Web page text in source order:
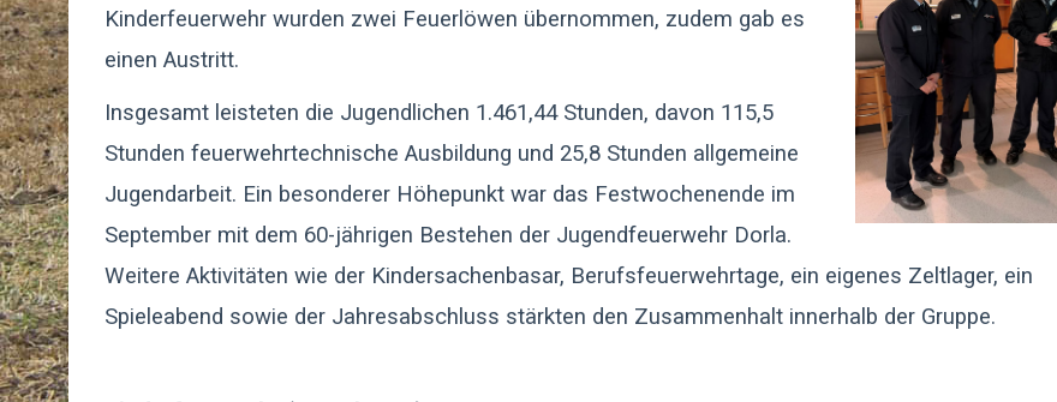
Kinderfeuerwehr wurden zwei Feuerlöwen übernommen, zudem gab es
einen Austritt.
Insgesamt leisteten die Jugendlichen 1.461,44 Stunden, davon 115,5
Stunden feuerwehrtechnische Ausbildung und 25,8 Stunden allgemeine
Jugendarbeit. Ein besonderer Höhepunkt war das Festwochenende im
September mit dem 60-jährigen Bestehen der Jugendfeuerwehr Dorla.
Weitere Aktivitäten wie der Kindersachenbasar, Berufsfeuerwehrtage, ein eigenes Zeltlager, ein
Spieleabend sowie der Jahresabschluss stärkten den Zusammenhalt innerhalb der Gruppe.